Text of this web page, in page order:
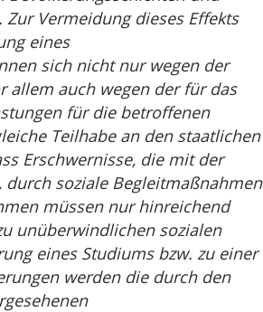
Vermeidung dieses Effekts
eines
sich nicht nur wegen der
allem auch wegen der für das
für die betroffenen
Teilhabe an den staatlichen
Erschwernisse, die mit der
soziale Begleitmaßnahmen
müssen nur hinreichend
unüberwindlichen sozialen
eines Studiums bzw. zu einer
werden die durch den